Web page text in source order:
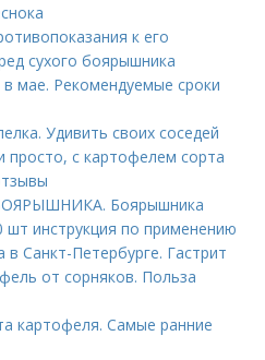
к его
сухого боярышника
мае. Рекомендуемые сроки
Удивить своих соседей
с картофелем сорта
Боярышника
инструкция по применению
Санкт-Петербурге. Гастрит
от сорняков. Польза
картофеля. Самые ранние